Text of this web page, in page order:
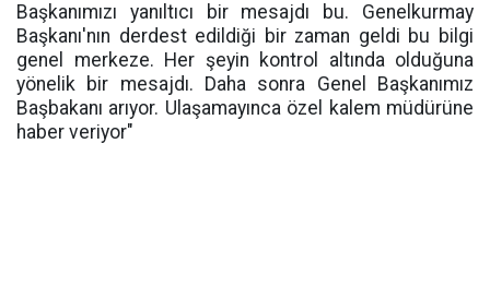
Başkanımızı yanıltıcı bir mesajdı bu. Genelkurmay
Başkanı'nın derdest edildiği bir zaman geldi bu bilgi
genel merkeze. Her şeyin kontrol altında olduğuna
yönelik bir mesajdı. Daha sonra Genel Başkanımız
Başbakanı arıyor. Ulaşamayınca özel kalem müdürüne
haber veriyor"